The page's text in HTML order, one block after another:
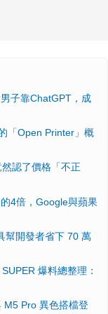
子靠ChatGPT，成
「Open Printer」概
認了價格「不正
4倍，Google與蘋果
幫開發者省下 70 萬
爆料總整理：
Pro 異色搭檔登